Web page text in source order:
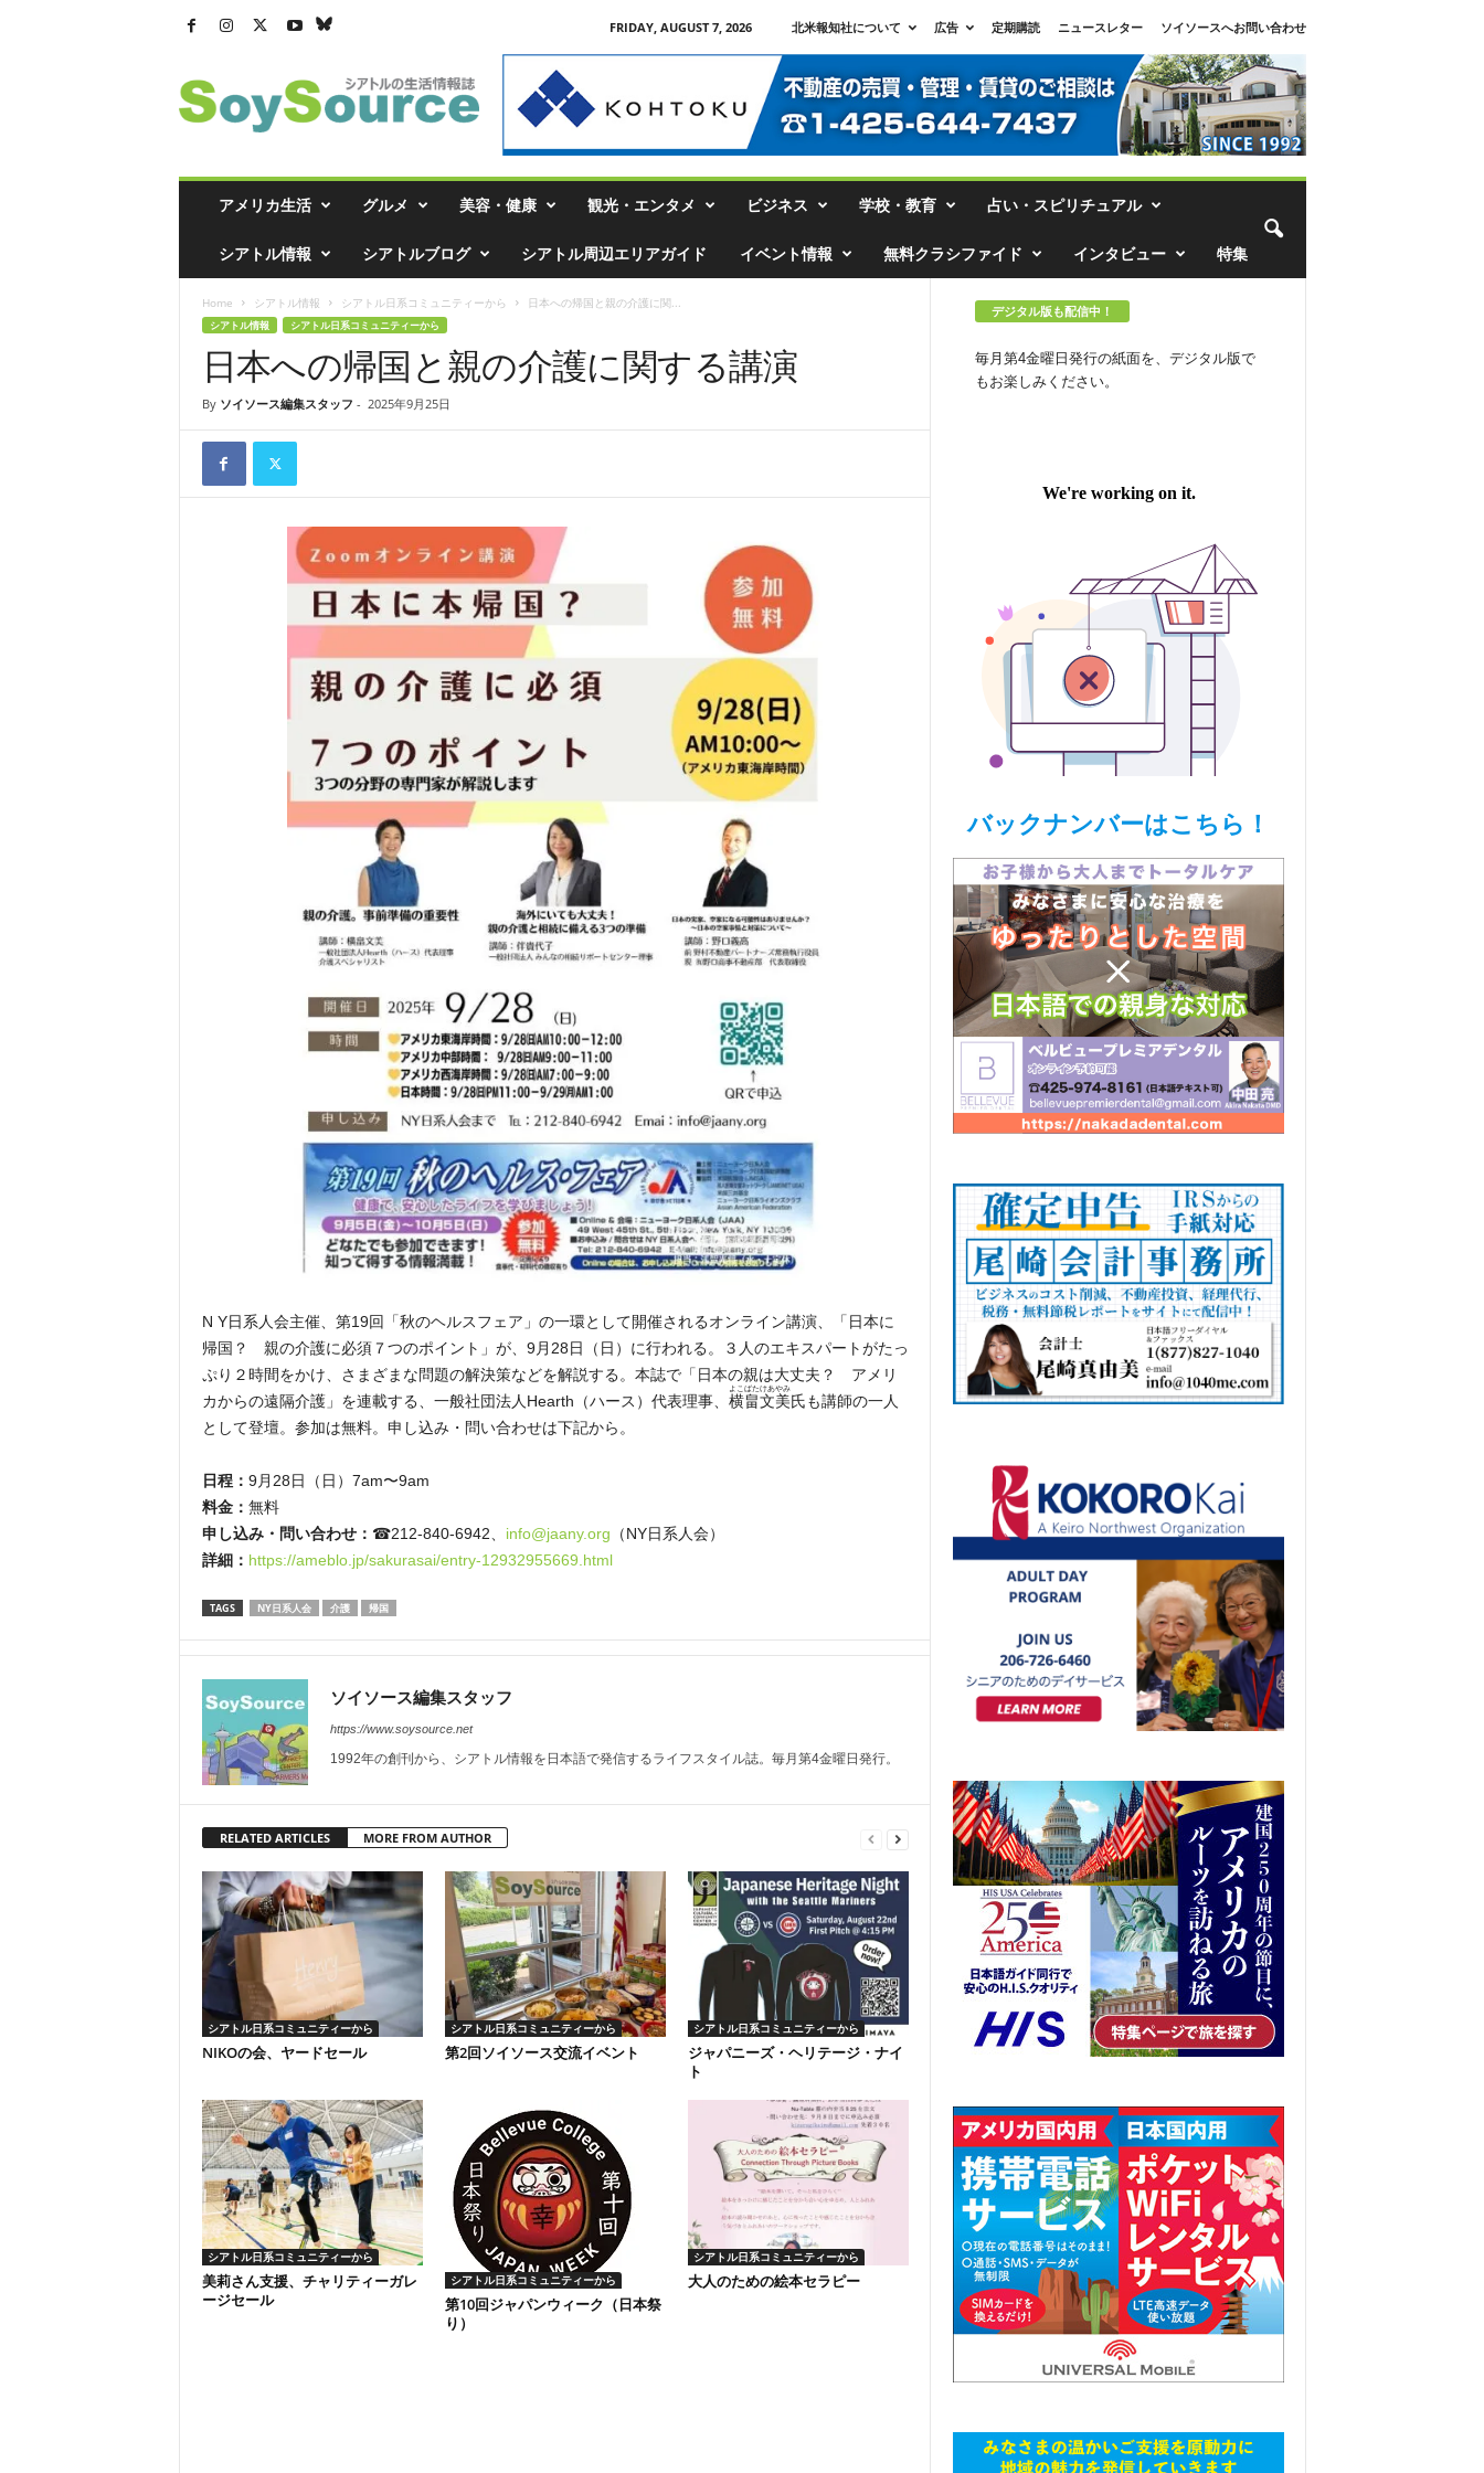
FRIDAY, AUGUST 7, 2026 北米報知社について 広告 定期購読 ニュースレター
ソイソースへお問い合わせ
ト
ル
アメリカ生活 グルメ 美容・健康 観光・エンタメ ビジネス 学校・教育 占い・スピリチュアル
シアトル情報 シアトルブログ シアトル周辺エリアガイド イベント情報 無料クラシファイド インタビュー 特集
Home シアトル情報 シアトル日系コミュニティーから 日本への帰国と親の介護に関...
シアトル情報 シアトル日系コミュニティーから
日本への帰国と親の介護に関する講演
By ソイソース編集スタッフ - 2025年9月25日
N Y日系人会主催、第19回「秋のヘルスフェア」の一環として開催されるオンライン講演、「日本に
帰国？ 親の介護に必須７つのポイント」が、9月28日（日）に行われる。３人のエキスパートがたっ
ぷり２時間をかけ、さまざまな問題の解決策などを解説する。本誌で「日本の親は大丈夫？ アメリ
カからの遠隔介護」を連載する、 一般社団法人Hearth（ハース）代表理事、 横畠文美
よこばたけあやみ
氏も講師の一人
として登壇。参加は無料。申し込み・問い合わせは下記から。
日程： 9月28日（日）7am〜9am
料金： 無料
申し込み・問い合わせ： ☎︎212-840-6942、 info@jaany.org （NY日系人会）
詳細： https://ameblo.jp/sakurasai/entry-12932955669.html
TAGS NY日系人会 介護 帰国
ソイソース編集スタッフ
https://www.soysource.net
1992年の創刊から、シアトル情報を日本語で発信するライフスタイル誌。毎月第4金曜日発行。
RELATED ARTICLES MORE FROM AUTHOR
シアトル日系コミュニティーから
NIKOの会、ヤードセール
シアトル日系コミュニティーから
第2回ソイソース交流イベント
シアトル日系コミュニティーから
ジャパニーズ・ヘリテージ・ナイ
ト
シアトル日系コミュニティーから
美莉さん支援、チャリティーガレ
ージセール
シアトル日系コミュニティーから
第10回ジャパンウィーク（日本祭
り）
シアトル日系コミュニティーから
大人のための絵本セラピー
デジタル版も配信中！
毎月第4金曜日発行の紙面を、デジタル版で
もお楽しみください。
バックナンバーはこちら！